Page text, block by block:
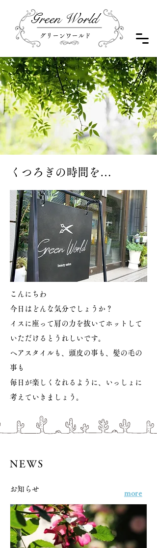
Green World
グリーンワールド
くつろぎの時間を…
こんにちわ
今日はどんな気分でしょうか？
イスに座って肩の力を抜いて ホットして
いただけるとうれしいです。
ヘアスタイルも、頭皮の事も、髪の毛の
事も
​毎日が楽しくなれるように、いっしょに
考えていきましょう。
NEWS
more
お知らせ